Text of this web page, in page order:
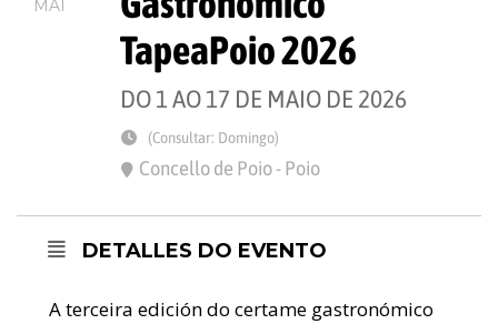
MAI
TapeaPoio 2026
DO 1 AO 17 DE MAIO DE 2026
(Consultar: Domingo)
Concello de Poio - Poio
DETALLES DO EVENTO
A terceira edición do certame gastronómico